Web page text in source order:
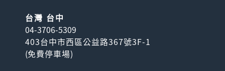
台灣 台中
04-3706-5309
403台中市西區公益路367號3F-1
(免費停車場)